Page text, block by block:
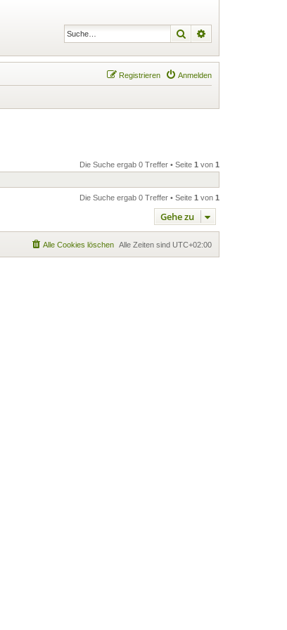
Suche
Anmelden
Registrieren
Die Suche ergab 0 Treffer • Seite 1 von 1
Die Suche ergab 0 Treffer • Seite 1 von 1
Gehe zu
Alle Zeiten sind UTC+02:00
Alle Cookies löschen